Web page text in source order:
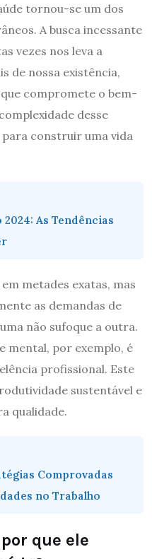
tornou-se um dos
A busca incessante
vezes nos leva a
de nossa existência,
compromete o bem-
desse
construir uma vida
As Tendências
metades exatas, mas
as demandas de
não sufoque a outra.
mental, por exemplo, é
profissional. Este
sustentável e
qualidade.
Comprovadas
no Trabalho
que ele